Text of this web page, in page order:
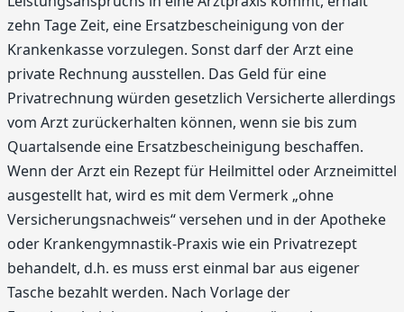
zehn Tage Zeit, eine Ersatzbescheinigung von der
Krankenkasse vorzulegen. Sonst darf der Arzt eine
private Rechnung ausstellen. Das Geld für eine
Privatrechnung würden gesetzlich Versicherte allerdings
vom Arzt zurückerhalten können, wenn sie bis zum
Quartalsende eine Ersatzbescheinigung beschaffen.
Wenn der Arzt ein Rezept für Heilmittel oder Arzneimittel
ausgestellt hat, wird es mit dem Vermerk „ohne
Versicherungsnachweis“ versehen und in der Apotheke
oder Krankengymnastik-Praxis wie ein Privatrezept
behandelt, d.h. es muss erst einmal bar aus eigener
Tasche bezahlt werden. Nach Vorlage der